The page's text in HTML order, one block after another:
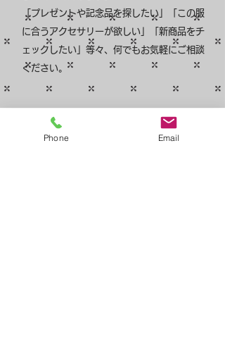
​ご予約フォームへ
「プレゼントや記念品を探したい」「この服
に合うアクセサリーが欲しい」「新商品をチ
ェックしたい」等々、何でもお気軽にご相談
ください。
Phone Email